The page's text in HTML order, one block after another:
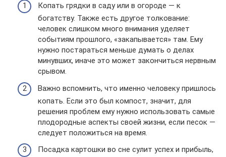
Копать грядки в саду или в огороде — к
богатству. Также есть другое толкование:
человек слишком много внимания уделяет
событиям прошлого, «закапывается» там. Ему
нужно постараться меньше думать о делах
минувших, иначе это может закончиться нервным
срывом.
Важно вспомнить, что именно человеку пришлось
копать. Если это был компост, значит, для
решения проблем ему нужно использовать самые
плодородные аспекты своей жизни, если песок —
следует положиться на время.
Посадка картошки во сне сулит успех и прибыль,